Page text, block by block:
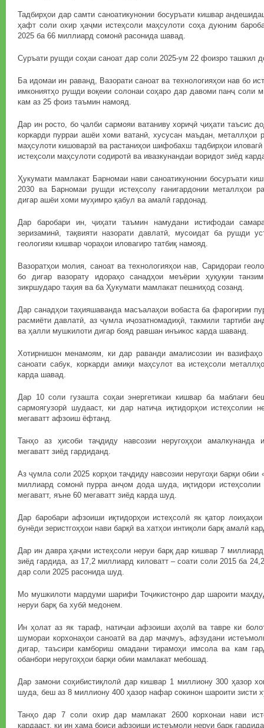
Тадбирҳои дар самти саноатикунонии босуръати кишвар
ҳафт соли охир ҳаҷми истеҳсоли маҳсулоти соҳа дуюним
2025 ба 66 миллиард сомонӣ расонида шавад.
Суръати рушди соҳаи саноат дар соли 2025-ум 22 фоизро ташкил
Ба идомаи ин раванд, Вазорати саноат ва технологияҳои нав бо
имкониятҳо рушди воқеии солонаи соҳаро дар давоми панҷ соли
кам аз 25 фоиз таъмин намояд.
Дар ин росто, бо ҷалби сармояи ватаниву хориҷӣ ҷиҳати таъсис
коркарди пурраи ашёи хоми ватанӣ, хусусан маъдан, металлҳои
маҳсулоти кишоварзӣ ва растаниҳои шифобахш тадбирҳои
истеҳсоли маҳсулоти содиротӣ ва ивазкунандаи воридот зиёд
Ҳукумати мамлакат Барномаи нави саноатикунонии босуръати
2030 ва Барномаи рушди истеҳсолу ғанигардонии металлҳои
дигар ашёи хоми муҳимро қабул ва амалӣ гардонад.
Дар баробари ин, ҷиҳати таъмин намудани истифодаи
зеризаминӣ, тақвияти назорати давлатӣ, мусоидат ба рушди
геологияи кишвар чораҳои иловагиро татбиқ намояд.
Вазоратҳои молия, саноат ва технологияҳои нав, Саридораи
бо дигар вазорату идораҳо санадҳои меъёрии ҳуқуқии
зикршударо таҳия ва ба Ҳукумати мамлакат пешниҳод созанд.
Дар санадҳои таҳияшаванда масъалаҳои вобаста ба фарогирии
расмиёти давлатӣ, аз ҷумла иҷозатномадиҳӣ, такмили тартиби
ва ҳалли мушкилоти дигар бояд равшан инъикос карда шаванд.
Хотирнишон менамоям, ки дар раванди амалисозии ин
саноати сабук, коркарди амиқи маҳсулот ва истеҳсоли
карда шавад.
Дар 10 соли гузашта соҳаи энергетикаи кишвар ба маблағи
сармоягузорӣ шудааст, ки дар натиҷа иқтидорҳои истеҳсолии
мегаватт афзоиш ёфтанд.
Танҳо аз ҳисоби таҷдиду навсозии неругоҳҳои амалкунанда
мегаватт зиёд гардиданд.
Аз ҷумла соли 2025 корҳои таҷдиду навсозии неругоҳи барқи обии
миллиард сомонӣ пурра анҷом дода шуда, иқтидори истеҳсолии
мегаватт, яъне 60 мегаватт зиёд карда шуд.
Дар баробари афзоиши иқтидорҳои истеҳсолӣ як қатор
бунёди зеристгоҳҳои нави барқӣ ва хатҳои интиқоли барқ амалӣ
Дар ин давра ҳаҷми истеҳсоли неруи барқ дар кишвар 7
зиёд гардида, аз 17,2 миллиард киловатт – соати соли 2015 ба
дар соли 2025 расонида шуд.
Мо мушкилоти мардуми шарифи Тоҷикистонро дар шароити
неруи барқ ба хубӣ медонем.
Ин ҳолат аз як тараф, натиҷаи афзоиши аҳолӣ ва тавре ки
шумораи корхонаҳои саноатӣ ва дар маҷмуъ, афзудани
дигар, таъсири камбориш омадани тирамоҳи имсола ва кам
обанбори неругоҳҳои барқи обии мамлакат мебошад.
Дар замони соҳибистиқлолӣ дар кишвар 1 миллиону 300 ҳазор
шуда, беш аз 8 миллиону 400 ҳазор нафар сокинон шароити зисти
Танҳо дар 7 соли охир дар мамлакат 2600 корхонаи нави
кардааст, ки ин ҳама боиси афзоиши истеъмоли неруи барқ